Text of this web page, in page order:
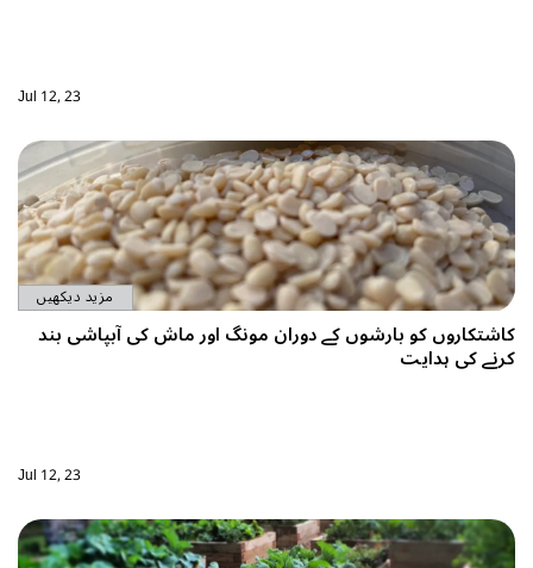
Jul 12, 23
مزید دیکھیں
کاشتکاروں کو بارشوں کے دوران مونگ اور ماش کی آبپاشی بند
کرنے کی ہدایت
Jul 12, 23